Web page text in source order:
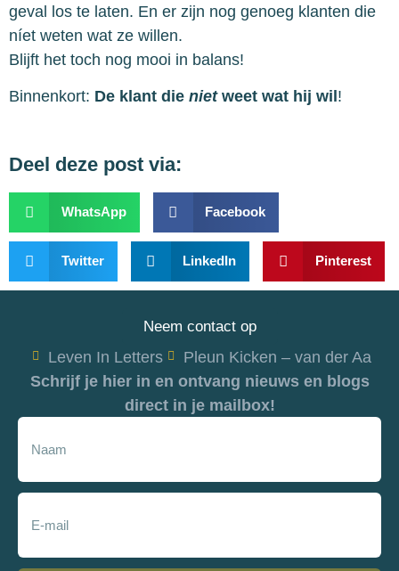
geval los te laten. En er zijn nog genoeg klanten die
níet weten wat ze willen.
Blijft het toch nog mooi in balans!
Binnenkort: De klant die nietweet wat hij wil!
Deel deze post via:
WhatsApp Facebook
Twitter LinkedIn Pinterest
Neem contact op
Leven In Letters
Pleun Kicken – van der Aa
Schrijf je hier in en ontvang nieuws en blogs
direct in je mailbox!